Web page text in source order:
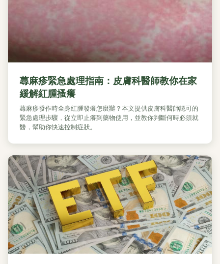
蕁麻疹緊急處理指南：皮膚科醫師教你在家
緩解紅腫搔癢
蕁麻疹發作時全身紅腫發癢怎麼辦？本文提供皮膚科醫師認可的
緊急處理步驟，從立即止癢到藥物使用，並教你判斷何時必須就
醫，幫助你快速控制症狀。